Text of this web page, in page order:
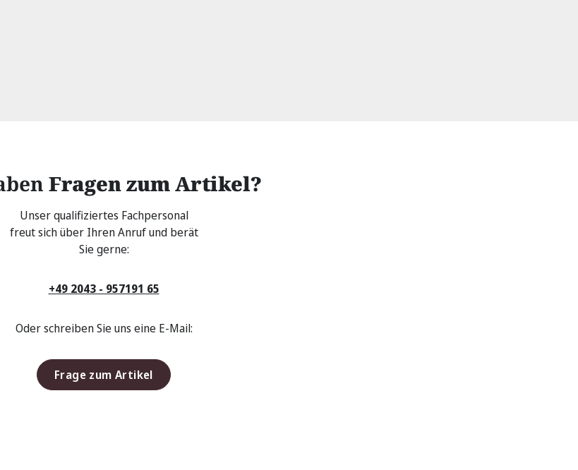
Fragen zum Artikel?
Unser qualifiziertes Fachpersonal
freut sich über Ihren Anruf und berät
Sie gerne:
+49 2043 - 957191 65
Oder schreiben Sie uns eine E-Mail:
Frage zum Artikel